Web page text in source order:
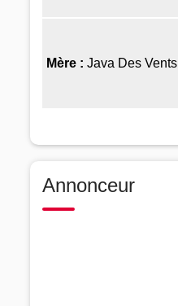
Mère : Java Des Vents
Annonceur